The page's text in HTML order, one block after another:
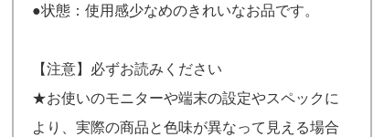
●状態：使用感少なめのきれいなお品です。
【注意】必ずお読みください
★お使いのモニターや端末の設定やスペックに
より、実際の商品と色味が異なって見える場合